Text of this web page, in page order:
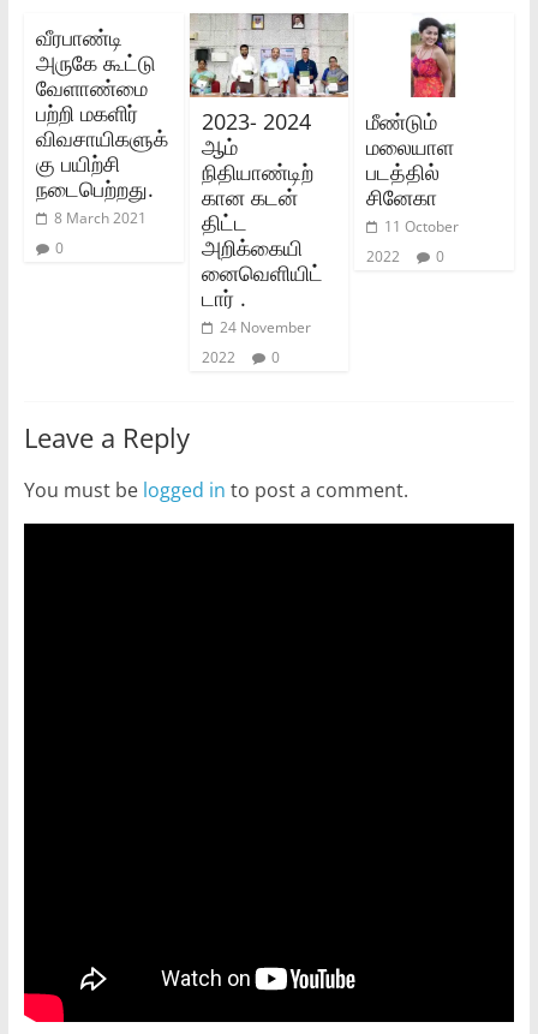
வீரபாண்டி
அருகே கூட்டு
வேளாண்மை
பற்றி மகளிர்
விவசாயிகளுக்
கு பயிற்சி
நடைபெற்றது.
8 March 2021
0
2023- 2024
ஆம்
நிதியாண்டிற்
கான கடன்
திட்ட
அறிக்கையி
னைவெளியிட்
டார் .
24 November
2022
0
மீண்டும்
மலையாள
படத்தில்
சினேகா
11 October
2022
0
Leave a Reply
You must be logged in to post a comment.